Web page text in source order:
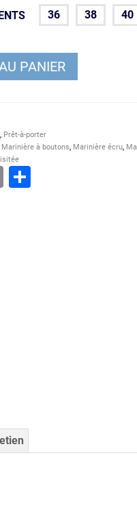
36 38 40
PANIER
, Prêt-à-porter
Marinière à boutons, Marinière écru,
EmailPartager